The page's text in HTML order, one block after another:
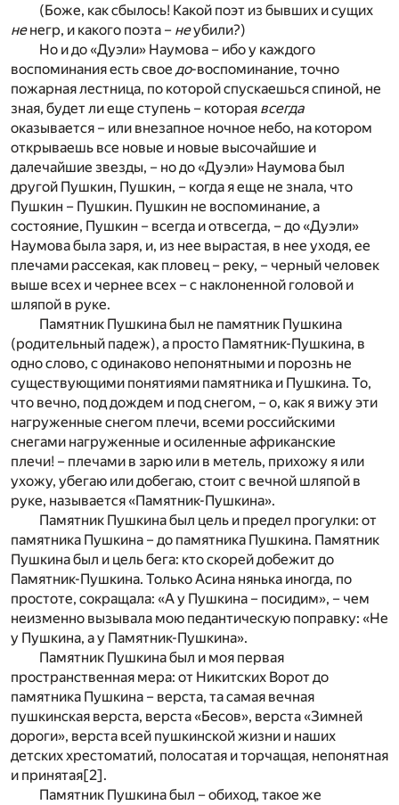
(Боже, как сбылось! Какой поэт из бывших и сущих
ненегр, и какого поэта – неубили?)
Но и до «Дуэли» Наумова – ибо у каждого
воспоминания есть свое до-воспоминание, точно
пожарная лестница, по которой спускаешься спиной, не
зная, будет ли еще ступень – которая всегда
оказывается – или внезапное ночное небо, на котором
открываешь все новые и новые высочайшие и
далечайшие звезды, – но до «Дуэли» Наумова был
другой Пушкин, Пушкин, – когда я еще не знала, что
Пушкин – Пушкин. Пушкин не воспоминание, а
состояние, Пушкин – всегда и отвсегда, – до «Дуэли»
Наумова была заря, и, из нее вырастая, в нее уходя, ее
плечами рассекая, как пловец – реку, – черный человек
выше всех и чернее всех – с наклоненной головой и
шляпой в руке.
Памятник Пушкина был не памятник Пушкина
(родительный падеж), а просто Памятник-Пушкина, в
одно слово, с одинаково непонятными и порознь не
существующими понятиями памятника и Пушкина. То,
что вечно, под дождем и под снегом, – о, как я вижу эти
нагруженные снегом плечи, всеми российскими
снегами нагруженные и осиленные африканские
плечи! – плечами в зарю или в метель, прихожу я или
ухожу, убегаю или добегаю, стоит с вечной шляпой в
руке, называется «Памятник-Пушкина».
Памятник Пушкина был цель и предел прогулки: от
памятника Пушкина – до памятника Пушкина. Памятник
Пушкина был и цель бега: кто скорей добежит до
Памятник-Пушкина. Только Асина нянька иногда, по
простоте, сокращала: «А у Пушкина – посидим», – чем
неизменно вызывала мою педантическую поправку: «Не
у Пушкина, а у Памятник-Пушкина».
Памятник Пушкина был и моя первая
пространственная мера: от Никитских Ворот до
памятника Пушкина – верста, та самая вечная
пушкинская верста, верста «Бесов», верста «Зимней
дороги», верста всей пушкинской жизни и наших
детских хрестоматий, полосатая и торчащая, непонятная
и принятая[2].
Памятник Пушкина был – обиход, такое же